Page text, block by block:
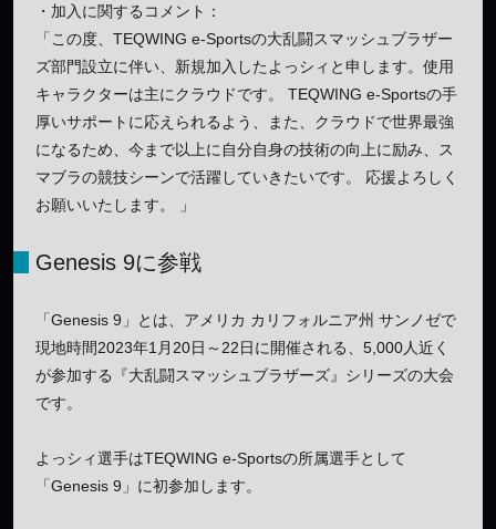
・加入に関するコメント：
「この度、TEQWING e-Sportsの大乱闘スマッシュブラザー
ズ部門設立に伴い、新規加入したよっシィと申します。使用
キャラクターは主にクラウドです。 TEQWING e-Sportsの手
厚いサポートに応えられるよう、また、クラウドで世界最強
になるため、今まで以上に自分自身の技術の向上に励み、ス
マブラの競技シーンで活躍していきたいです。 応援よろしく
お願いいたします。 」
Genesis 9に参戦
「Genesis 9」とは、アメリカ カリフォルニア州 サンノゼで
現地時間2023年1月20日～22日に開催される、5,000人近く
が参加する『大乱闘スマッシュブラザーズ』シリーズの大会
です。
よっシィ選手はTEQWING e-Sportsの所属選手として
「Genesis 9」に初参加します。